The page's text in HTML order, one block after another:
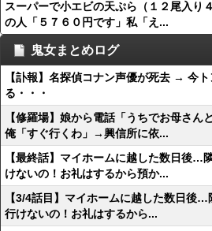
スーパーで小エビの天ぷら（１２尾入り
の人「５７６０円です」私「え...
鬼女まとめログ
【訃報】名探偵コナン声優が死去 → 今
る・・・
【修羅場】娘から電話「うちでお母さん
俺「すぐ行くわ」→興信所に依...
【最終話】マイホームに越した数日後…
けないの！お礼はするから預か...
【3/4話目】マイホームに越した数日後
行けないの！お礼はするから...